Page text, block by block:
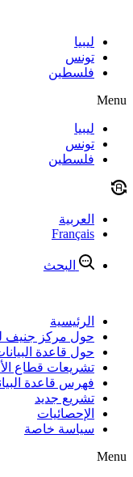
contentليبيا
تونس
فلسطين
Menu
ليبيا
تونس
فلسطين
العربية
Français
البحث
الرئيسية
حول مركز جنيف
حول قاعدة
تشريعات قطاع الأمن
فهرس قاعدة
تشريع جديد
الإحصائيات
سياسة خاصة
Menu